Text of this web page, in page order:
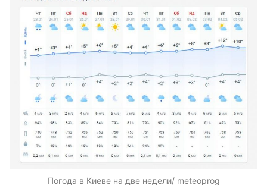
Погода в Киеве на две недели/ meteoprog